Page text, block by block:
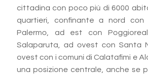
cittadina con poco più di 6000
quartieri, confinante a nord con
Palermo, ad est con
Salaparuta, ad ovest con Santa
ovest con i comuni di Calatafimi e
una posizione centrale, anche se